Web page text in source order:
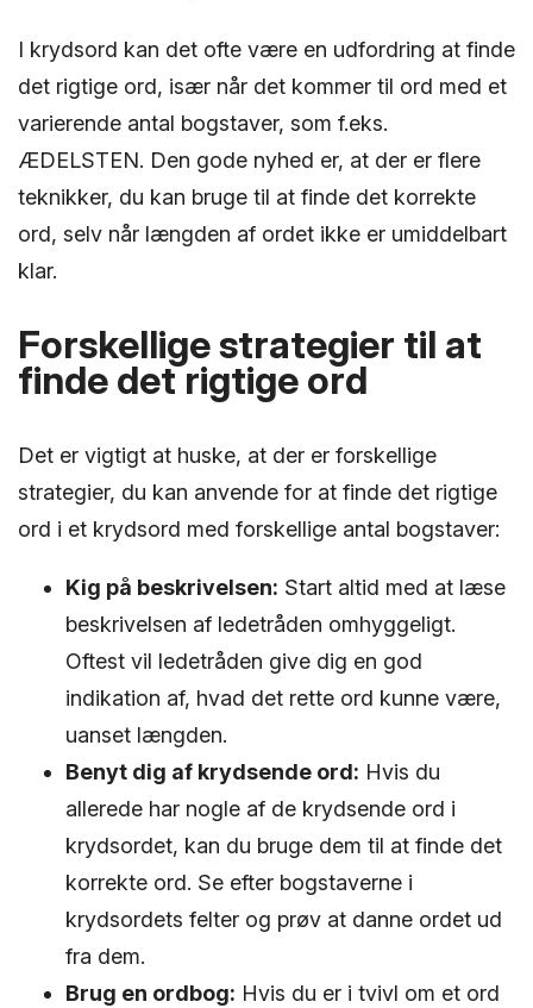
I krydsord kan det ofte være en udfordring at finde
det rigtige ord, især når det kommer til ord med et
varierende antal bogstaver, som f.eks.
ÆDELSTEN. Den gode nyhed er, at der er flere
teknikker, du kan bruge til at finde det korrekte
ord, selv når længden af ordet ikke er umiddelbart
klar.
Forskellige strategier til at
finde det rigtige ord
Det er vigtigt at huske, at der er forskellige
strategier, du kan anvende for at finde det rigtige
ord i et krydsord med forskellige antal bogstaver:
Kig på beskrivelsen: Start altid med at læse
beskrivelsen af ledetråden omhyggeligt.
Oftest vil ledetråden give dig en god
indikation af, hvad det rette ord kunne være,
uanset længden.
Benyt dig af krydsende ord: Hvis du
allerede har nogle af de krydsende ord i
krydsordet, kan du bruge dem til at finde det
korrekte ord. Se efter bogstaverne i
krydsordets felter og prøv at danne ordet ud
fra dem.
Brug en ordbog: Hvis du er i tvivl om et ord